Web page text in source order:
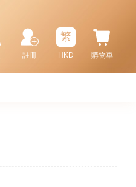
購物車
繁
HKD
註冊